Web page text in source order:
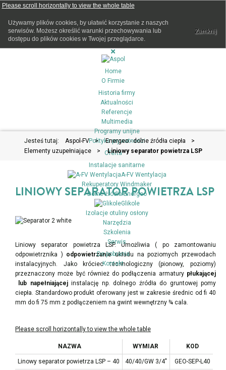
Home
O Firmie
Historia firmy
Aktualności
Referencje
Multimedia
Programy unijne
Polityka prywatności
Oferta
Instalacje sanitarne
A-FV Wentylacja
Rekuperatory Windmaker
Dolne źródła Energeo
Glikole
Izolacje otuliny osłony
Narzędzia
Szkolenia
Serwis
Do pobrania
Kontakt
Jesteś tutaj: Aspol-FV > Energeo - dolne źródła ciepła
>
Elementy uzupełniające
> Liniowy separator powietrza LSP
LINIOWY SEPARATOR POWIETRZA LSP
Liniowy separator powietrza LSP. Umożliwia ( po zamontowaniu
odpowietrznika ) odpowietrzanieukładu na poziomych przewodach
instalacyjnych. Jako króciec technologiczny (pionowy, poziomy)
przeznaczony może być również do podłączenia armatury płukającej
lub napełniającejinstalację np. dolnego źródła do gruntowej pomy
ciepła. Standardowo produkt oferowany jest w zakresie średnic od fi 40
mm do fi 75 mm z podłączeniem na gwint wewnętrzny ¾ cala.
NAZWA WYMIAR KOD
Linowy separator powietrza LSP – 40 40/40/GW 3/4" GEO-SEP-L40
Używamy plików cookies, by ułatwić korzystanie z naszych
serwisów. Możesz określić warunki przechowywania lub
dostępu do plików cookies w Twojej przeglądarce.
Zamknij